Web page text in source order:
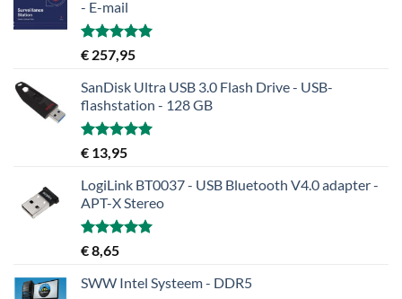
- E-mail
Gewaardeerd
uit 5
€ 257,95
SanDisk Ultra USB 3.0 Flash Drive - USB-
flashstation - 128 GB
Gewaardeerd
uit 5
€ 13,95
LogiLink BT0037 - USB Bluetooth V4.0 adapter -
APT-X Stereo
Gewaardeerd
5.00
€8,65
SWW Intel Systeem - DDR5